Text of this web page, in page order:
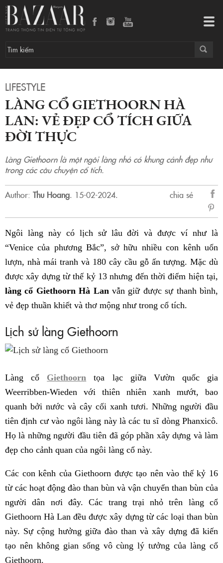
LIFESTYLE
LÀNG CỔ GIETHOORN HÀ
LAN: VẺ ĐẸP CỔ TÍCH GIỮA
ĐỜI THỰC
Làng Giethoorn là một ngôi làng nhỏ có khung cảnh đẹp như
trong các câu chuyện cổ tích.
Author: Thu Hoang. 15-02-2024.
chia sẻ
sẻ
Ngôi làng này có lịch sử lâu đời và được ví như là
“Venice của phương Bắc”, sở hữu nhiều con kênh uốn
lượn, nhà mái tranh và 180 cây cầu gỗ ấn tượng. Mặc dù
được xây dựng từ thế kỷ 13 nhưng đến thời điểm hiện tại,
làng cổ Giethoorn Hà Lan vẫn giữ được sự thanh bình,
vẻ đẹp thuần khiết và thơ mộng như trong cổ tích.
Lịch sử làng Giethoorn
Làng cổ Giethoorn tọa lạc giữa Vườn quốc gia
Weerribben-Wieden với thiên nhiên xanh mướt, bao
quanh bởi nước và cây cối xanh tươi. Những người đầu
tiên định cư vào ngôi làng này là các tu sĩ dòng Phanxicô.
Họ là những người đầu tiên đã góp phần xây dựng và làm
đẹp cho cảnh quan của ngôi làng cổ này.
Các con kênh của Giethoorn được tạo nên vào thế kỷ 16
từ các hoạt động đào than bùn và vận chuyển than bùn của
người dân nơi đây. Các trang trại nhỏ trên làng cổ
Giethoorn Hà Lan đều được xây dựng từ các loại than bùn
này. Sự cộng hưởng giữa đào than và xây dựng đã kiến
tạo nên không gian sống vô cùng lý tưởng của làng cổ
Giethoorn.